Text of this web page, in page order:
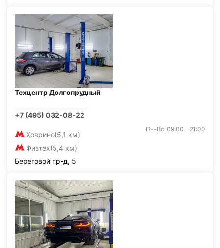
Техцентр Долгопрудный
+7 (495) 032-08-22
Ховрино(5,1 км)
Физтех(5,4 км)
Пн-Вс: 09:00 - 21:00
Береговой пр-д, 5